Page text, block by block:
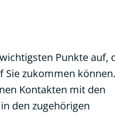
Punkte auf,
Sie zukommen können.
Kontakten mit den
den zugehörigen